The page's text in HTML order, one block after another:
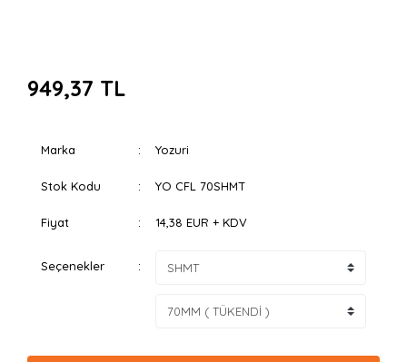
949,37 TL
Marka Yozuri
Stok Kodu YO CFL 70SHMT
Fiyat 14,38 EUR + KDV
Seçenekler